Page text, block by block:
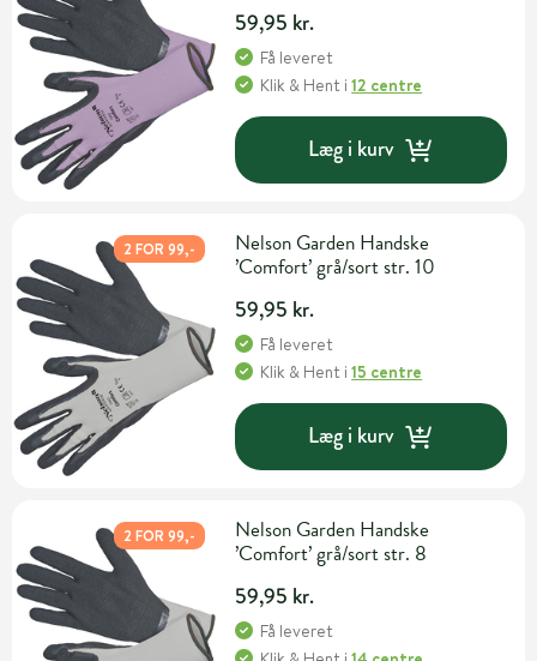
59,95 kr.
Få leveret
Klik & Hent i12 centre
Læg i kurv
2 FOR 99,-
Nelson Garden Handske
’Comfort’ grå/sort str. 10
59,95 kr.
Få leveret
Klik & Hent i15 centre
Læg i kurv
2 FOR 99,-
Nelson Garden Handske
’Comfort’ grå/sort str. 8
59,95 kr.
Få leveret